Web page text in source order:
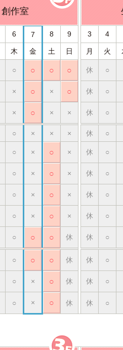
創作室
6 7 8 9 3 4
木 金 土 日 月 火
○ ○ ○ ○ 休 ○
× ○ × ○ 休 ○
× ○ × × 休 ○
○ × × × 休 ○
○ × ○ × 休 ○
○ × ○ × 休 ○
○ × ○ × 休 ○
○ × ○ × 休 ○
○ ○ ○ 休 休 ○
○ ○ ○ 休 休 ○
○ × ○ 休 休 ○
○ × ○ 休 休 ○